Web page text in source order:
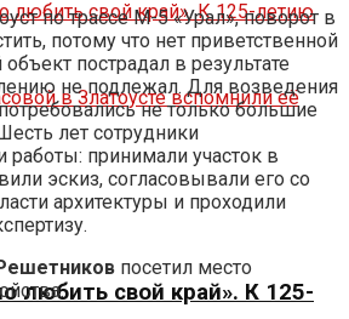
любить свой край». К 125-
по трассе М-5 «Урал», поворот в
потому что нет приветственной
пострадал в результате
не подлежал. Для возведения
не только большие
лет сотрудники
работы: принимали участок в
эскиз, согласовывали его со
архитектуры и проходили
посетил место